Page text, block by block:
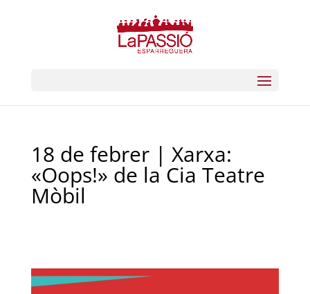
18 de febrer | Xarxa:
«Oops!» de la Cia Teatre
Mòbil